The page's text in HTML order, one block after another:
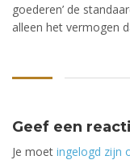
goederen’ de
alleen het vermogen
Geef een
Je moet ingelogd zijn